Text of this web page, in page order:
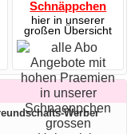
Schnäppchen
hier in unserer
großen Übersicht
Werber